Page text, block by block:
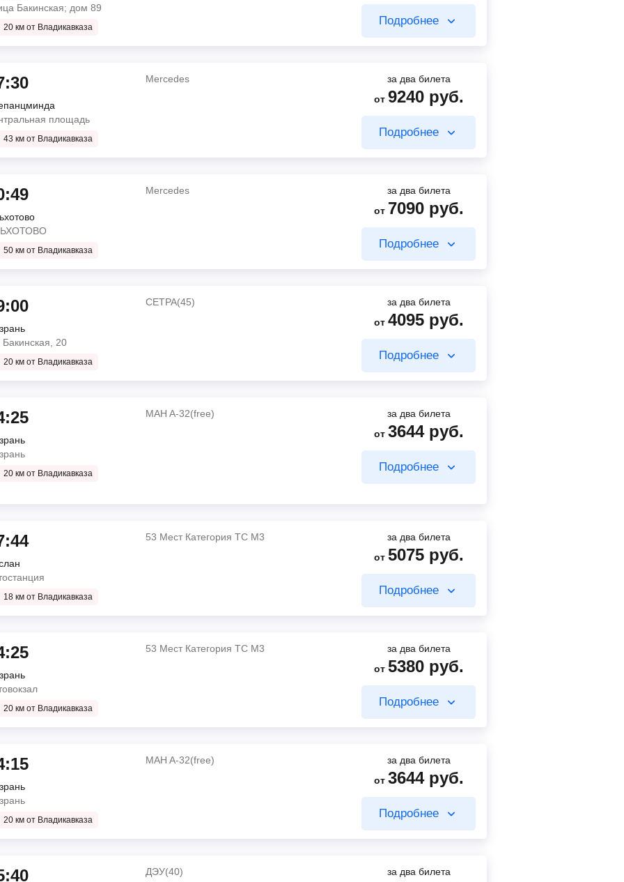
ч 45 мин
Бакинская; дом 89
20 км от Владикавказа Подробнее
ч 15 мин
площадь
43 км от Владикавказа
Mercedes
за два билета
от 9240 руб.
Подробнее
ч 0 мин
50 км от Владикавказа
Mercedes
за два билета
от 7090 руб.
Подробнее
ч 20 мин
1
Бакинская, 20
20 км от Владикавказа
СЕТРА(45)
за два билета
от 4095 руб.
Подробнее
от662 руб.
20 км от Владикавказа
MAH A-32(free)
за два билета
от 3644 руб.
Подробнее
дом 11
мин
18 км от Владикавказа
53 Мест Категория ТС М3
за два билета
от 5075 руб.
Подробнее
17 ч 0 мин
20 км от Владикавказа
53 Мест Категория ТС М3
за два билета
от 5380 руб.
Подробнее
23 ч 45 мин
20 км от Владикавказа
MAH A-32(free)
за два билета
от 3644 руб.
Подробнее
ДЭУ(40)
за два билета